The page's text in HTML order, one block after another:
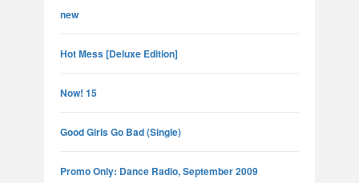
new
Hot Mess [Deluxe Edition]
Now! 15
Good Girls Go Bad (Single)
Promo Only: Dance Radio, September 2009